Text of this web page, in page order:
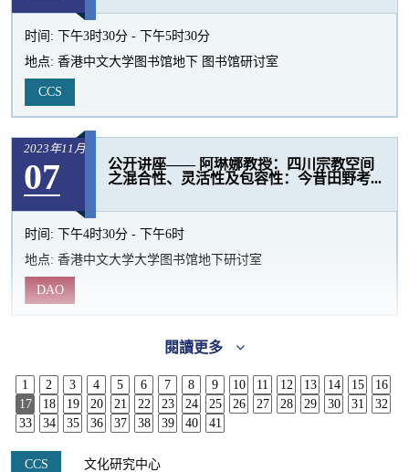
时间:
下午3时30分 - 下午5时30分
地点: 香港中文大学图书馆地下 图书馆研讨室
CCS
2023年11月
07
公开讲座—— 阿琳娜教授：四川宗教空间
之混合性、灵活性及包容性：今昔田野考...
时间:
下午4时30分 - 下午6时
地点: 香港中文大学大学图书馆地下研讨室
DAO
閱讀更多
1 2 3 4 5 6 7 8 9 10 11 12 13 14 15
16
17
18 19 20 21 22 23 24 25 26 27 28 29 30 31
32
33
34 35 36 37 38 39 40 41
CCS 文化研究中心